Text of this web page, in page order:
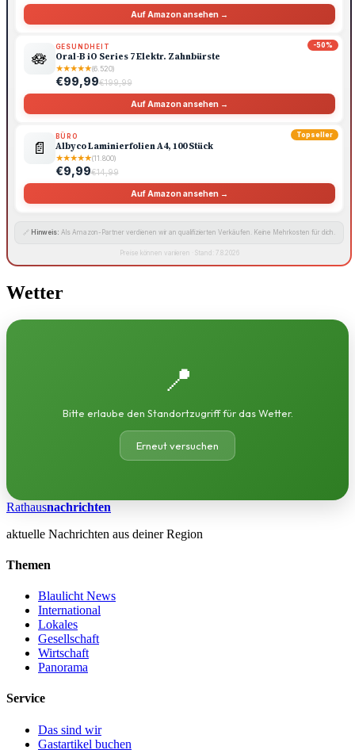
Auf Amazon ansehen →
-50%
🪷
GESUNDHEIT
Oral-B iO Series 7 Elektr. Zahnbürste
★★★★★(6.520)
€99,99€199,99
Auf Amazon ansehen →
Topseller
📄
BÜRO
Albyco Laminierfolien A4, 100 Stück
★★★★★(11.800)
€9,99€14,99
Auf Amazon ansehen →
🔗 Hinweis: Als Amazon-Partner verdienen wir an qualifizierten Verkäufen. Keine Mehrkosten für dich.
Preise können variieren · Stand: 7.8.2026
Wetter
📍
Bitte erlaube den Standortzugriff für das Wetter.
Erneut versuchen
Rathausnachrichten
aktuelle Nachrichten aus deiner Region
Themen
Blaulicht News
International
Lokales
Gesellschaft
Wirtschaft
Panorama
Service
Das sind wir
Gastartikel buchen